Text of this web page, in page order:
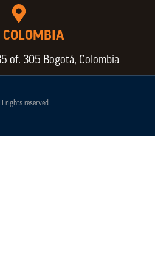
COLOMBIA
of. 305 Bogotá, Colombia
rights reserved